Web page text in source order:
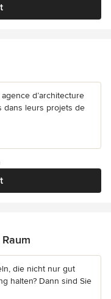
d’architecture
dans leurs projets de
die nicht nur gut
halten? Dann sind Sie